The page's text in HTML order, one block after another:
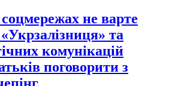
не варте
та
комунікацій
поговорити з